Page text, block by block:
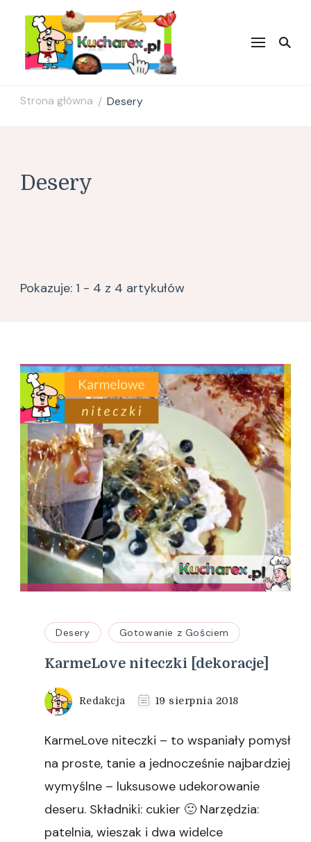
Kucharex.pl
Najsmaczniejsze Przepisy w
Strona główna / Desery
Desery
Pokazuje: 1 - 4 z 4 artykułów
Desery Gotowanie z Gościem
KarmeLove niteczki [dekoracje]
Redakcja 19 sierpnia 2018
KarmeLove niteczki – to wspaniały pomysł
na proste, tanie a jednocześnie najbardziej
wymyślne – luksusowe udekorowanie
deseru. Składniki: cukier 🙂 Narzędzia:
patelnia, wieszak i dwa widelce